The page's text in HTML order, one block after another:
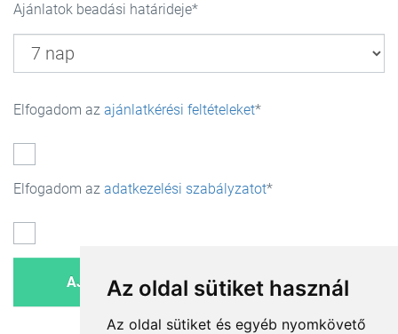
Az oldal sütiket használ
Az oldal sütiket és egyéb nyomkövető
Ajánlatok beadási határideje
Elfogadom az ajánlatkérési feltételeket
Elfogadom az adatkezelési szabályzatot